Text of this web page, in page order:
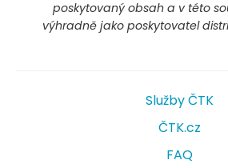
poskytovaný obsah a v této
výhradně jako poskytovatel
Služby ČTK
ČTK.cz
FAQ